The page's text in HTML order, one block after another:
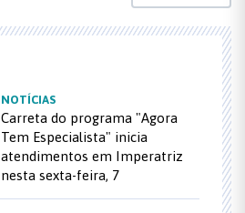
NOTÍCIAS
Carreta do programa "Agora
Tem Especialista" inicia
atendimentos em Imperatriz
nesta sexta-feira, 7